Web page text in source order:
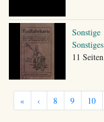
Sonstige
Sonstiges
11 Seiten
« ‹ 8 9 10